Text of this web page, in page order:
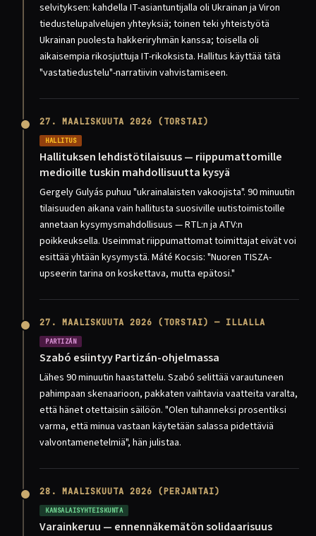
selvityksen: kahdella IT-asiantuntijalla oli Ukrainan ja Viron
tiedustelupalvelujen yhteyksiä; toinen teki yhteistyötä
Ukrainan puolesta hakkeriryhmän kanssa; toisella oli
aikaisempia rikosjuttuja IT-rikoksista. Hallitus käyttää tätä
"vastatiedustelu"-narratiivin vahvistamiseen.
27. MAALISKUUTA 2026 (TORSTAI)
HALLITUS
Hallituksen lehdistötilaisuus — riippumattomille
medioille tuskin mahdollisuutta kysyä
Gergely Gulyás puhuu "ukrainalaisten vakoojista". 90 minuutin
tilaisuuden aikana vain hallitusta suosiville uutistoimistoille
annetaan kysymysmahdollisuus — RTL:n ja ATV:n
poikkeuksella. Useimmat riippumattomat toimittajat eivät voi
esittää yhtään kysymystä. Máté Kocsis: "Nuoren TISZA-
upseerin tarina on koskettava, mutta epätosi."
27. MAALISKUUTA 2026 (TORSTAI) — ILLALLA
PARTIZÁN
Szabó esiintyy Partizán-ohjelmassa
Lähes 90 minuutin haastattelu. Szabó selittää varautuneen
pahimpaan skenaarioon, pakkaten vaihtavia vaatteita varalta,
että hänet otettaisiin säilöön. "Olen tuhanneksi prosentiksi
varma, että minua vastaan käytetään salassa pidettäviä
valvontamenetelmiä", hän julistaa.
28. MAALISKUUTA 2026 (PERJANTAI)
KANSALAISYHTEISKUNTA
Varainkeruu — ennennäkemätön solidaarisuus